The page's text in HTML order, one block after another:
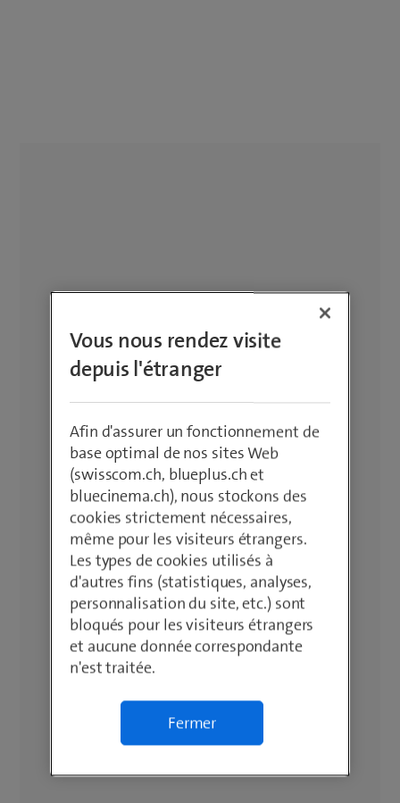
Vous nous rendez visite
depuis l'étranger
Afin d'assurer un fonctionnement de
base optimal de nos sites Web
(swisscom.ch, blueplus.ch et
bluecinema.ch), nous stockons des
cookies strictement nécessaires,
même pour les visiteurs étrangers.
Les types de cookies utilisés à
d'autres fins (statistiques, analyses,
personnalisation du site, etc.) sont
bloqués pour les visiteurs étrangers
et aucune donnée correspondante
n'est traitée.
Fermer